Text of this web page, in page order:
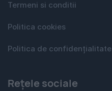
Termeni si conditii
Politica cookies
Politica de confidențialitate
Rețele sociale